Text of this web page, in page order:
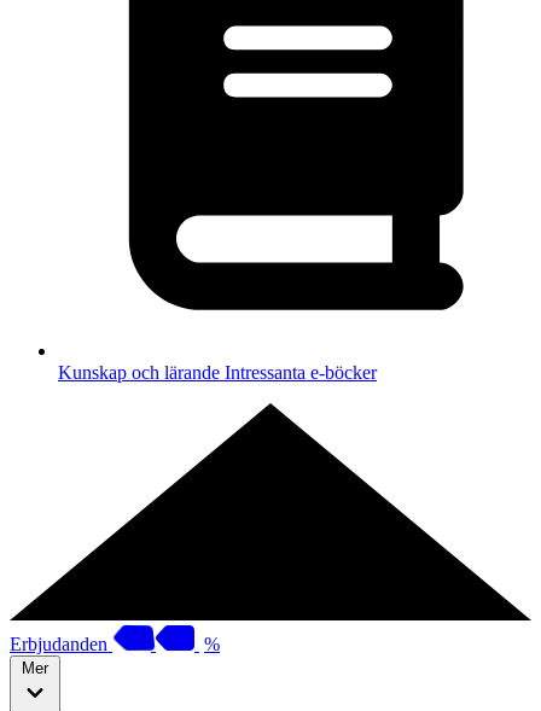
Kunskap och lärande Intressanta e-böcker
Erbjudanden %
Mer